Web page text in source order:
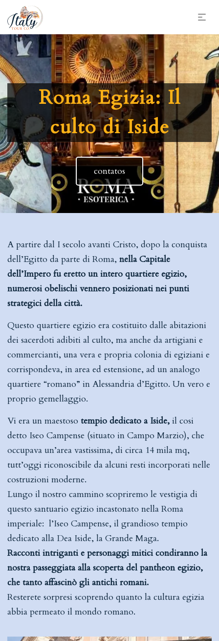
Roma Egizia: Il
culto di Iside
contatos
A partire dal I secolo avanti Cristo, dopo la conquista
dell’Egitto da parte di Roma, nella Capitale
dell’Impero fu eretto un intero quartiere egizio,
numerosi obelischi vennero posizionati nei punti
strategici della città.
Questo quartiere egizio era costituito dalle abitazioni
dei sacerdoti adibiti al culto, ma anche da artigiani e
commercianti, una vera e propria colonia di egiziani e
corrispondeva, in area ed estensione, ad un analogo
quartiere “romano” in Alessandria d’Egitto. Un vero e
proprio gemellaggio.
Vi era un maestoso tempio dedicato a Iside, il cosi
detto Iseo Campense (situato in Campo Marzio), che
occupava un’area vastissima, di circa 14 mila mq,
tutt’oggi riconoscibile da alcuni resti incorporati nelle
costruzioni moderne.
Lungo il nostro cammino scopriremo le vestigia di
questo santuario egizio incastonato nella Roma
imperiale: l’Iseo Campense, il grandioso tempio
dedicato alla Dea Iside, la Grande Maga.
Racconti intriganti e personaggi mitici condiranno la
nostra passeggiata alla scoperta del pantheon egizio,
che tanto affascinò gli antichi romani.
Resterete sorpresi scoprendo quanto la cultura egizia
abbia permeato il mondo romano.